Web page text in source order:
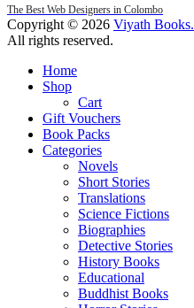
The Best Web Designers in Colombo
Copyright © 2026 Viyath Books.
All rights reserved.
Home
Shop
Cart
Gift Vouchers
Book Packs
Categories
Novels
Short Stories
Translations
Science Fictions
Biographies
Detective Stories
History Books
Educational
Buddhist Books